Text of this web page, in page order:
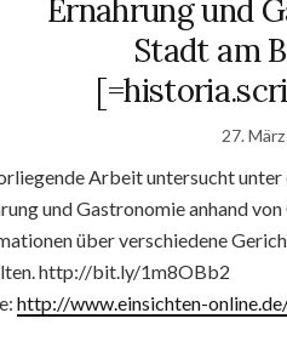
Ernährung und
Stadt am
27.
Arbeit untersucht
und Gastronomie anhand
über verschiedene
http://bit.ly/1m8OBb2
http://www.einsichten-